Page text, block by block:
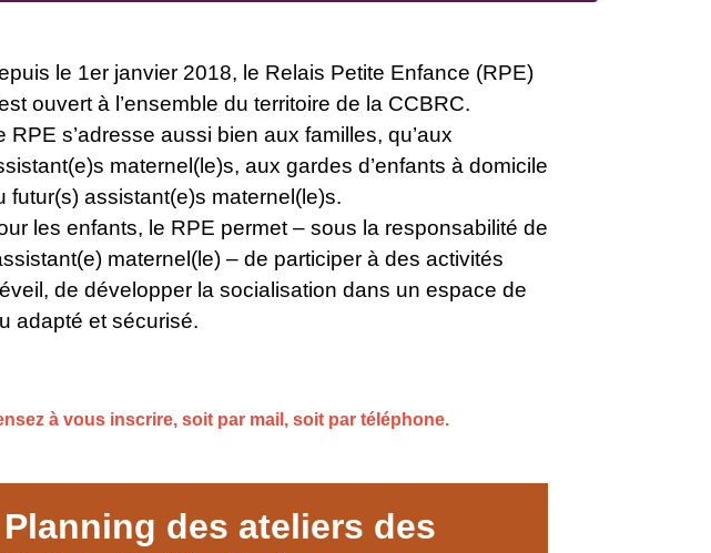
le 1er janvier 2018, le Relais Petite Enfance (RPE)
ouvert à l’ensemble du territoire de la CCBRC.
RPE s’adresse aussi bien aux familles, qu’aux
maternel(le)s, aux gardes d’enfants à domicile
futur(s) assistant(e)s maternel(le)s.
les enfants, le RPE permet – sous la responsabilité de
maternel(le) – de participer à des activités
de développer la socialisation dans un espace de
adapté et sécurisé.
à vous inscrire, soit par mail, soit par téléphone.
Planning des ateliers des